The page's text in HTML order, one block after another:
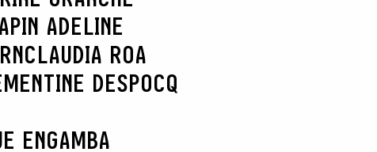
ADELINE
CLAUDIA ROA
DESPOCQ
ENGAMBA